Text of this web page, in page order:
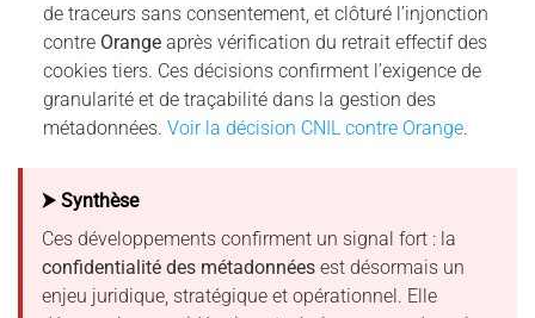
de traceurs sans consentement, et clôturé l’injonction
contre Orangeaprès vérification du retrait effectif des
cookies tiers. Ces décisions confirment l’exigence de
granularité et de traçabilité dans la gestion des
métadonnées. Voir la décision CNIL contre Orange.
⮞ Synthèse
Ces développements confirment un signal fort : la
confidentialité des métadonnées est désormais un
enjeu juridique, stratégique et opérationnel. Elle